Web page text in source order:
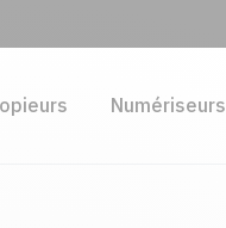
Numériseurs